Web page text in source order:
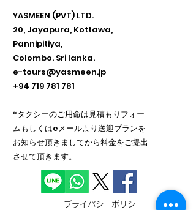
YASMEEN (PVT) LTD.
20, Jayapura, Kottawa,
Pannipitiya,
Colombo. Sri lanka.
e-tours@yasmeen.jp
+94 719 781 781
​*タクシーのご用命は見積もりフォー
ムもしくはeメールより送迎プランを
お知らせ頂きましてから料金をご提出
させて頂きます。
プライバシーポリシー